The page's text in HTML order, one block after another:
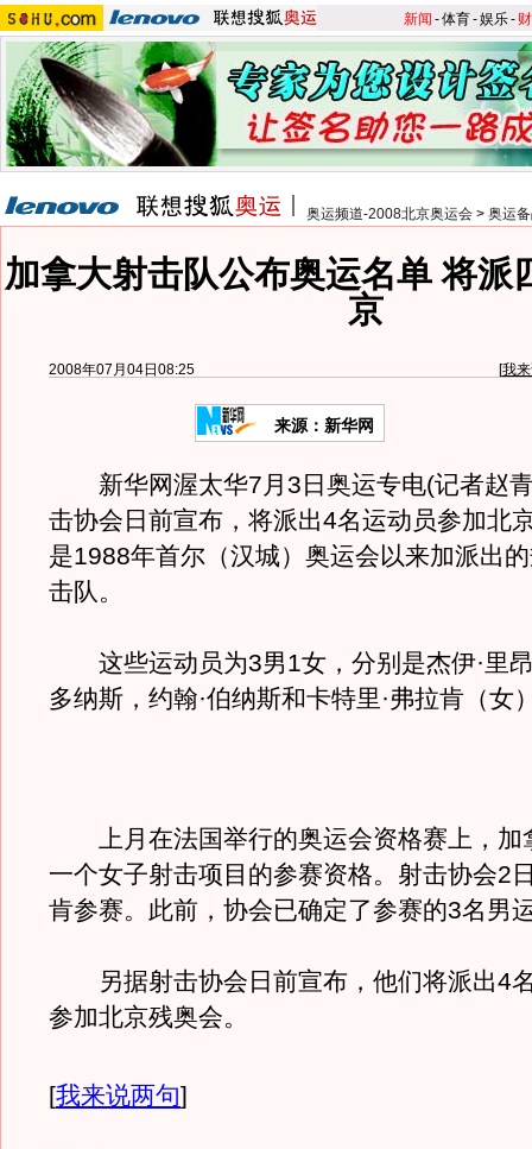
新闻 -体育-娱乐-
奥运频道-2008北京奥运会 > 奥运
加拿大射击队公布奥运名单 将派
京
2008年07月04日08:25 [我
来源：新华网
新华网渥太华7月3日奥运专电(记者赵
击协会日前宣布，将派出4名运动员参加北
是1988年首尔（汉城）奥运会以来加派出
击队。
这些运动员为3男1女，分别是杰伊·里昂
多纳斯，约翰·伯纳斯和卡特里·弗拉肯（女
上月在法国举行的奥运会资格赛上，加
一个女子射击项目的参赛资格。射击协会2
肯参赛。此前，协会已确定了参赛的3名男
另据射击协会日前宣布，他们将派出4
参加北京残奥会。
[我来说两句]